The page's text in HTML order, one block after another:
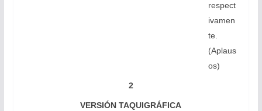
respect
ivamen
te.
(Aplaus
os)
2
VERSIÓN TAQUIGRÁFICA